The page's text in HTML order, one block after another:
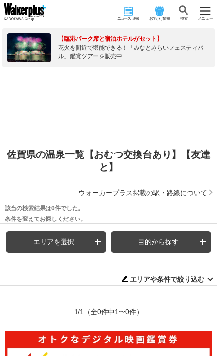
ニュース･連載 おでかけ情報 検 索 メニュー
【臨港パーク席と宿泊ホテルがセット】
花火を間近で堪能できる！「みなとみらいフェスティバ
ル」鑑賞ツアーを販売中
佐賀県の温泉一覧【おむつ交換台あり】【友達
と】
ウォーカープラス掲載の駅・路線について
該当の検索結果は0件でした。
条件を変えてお探しください。
エリアを選択 目的から探す
エリアや条件で絞り込む
1/1 （全0件中1〜0件）